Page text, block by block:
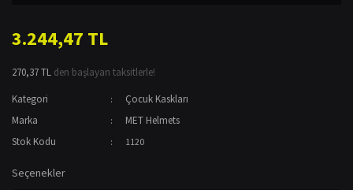
3.244,47 TL
270,37 TL den başlayan taksitlerle!
Kategori
Çocuk Kaskları
Marka
MET Helmets
Stok Kodu
1120
Seçenekler